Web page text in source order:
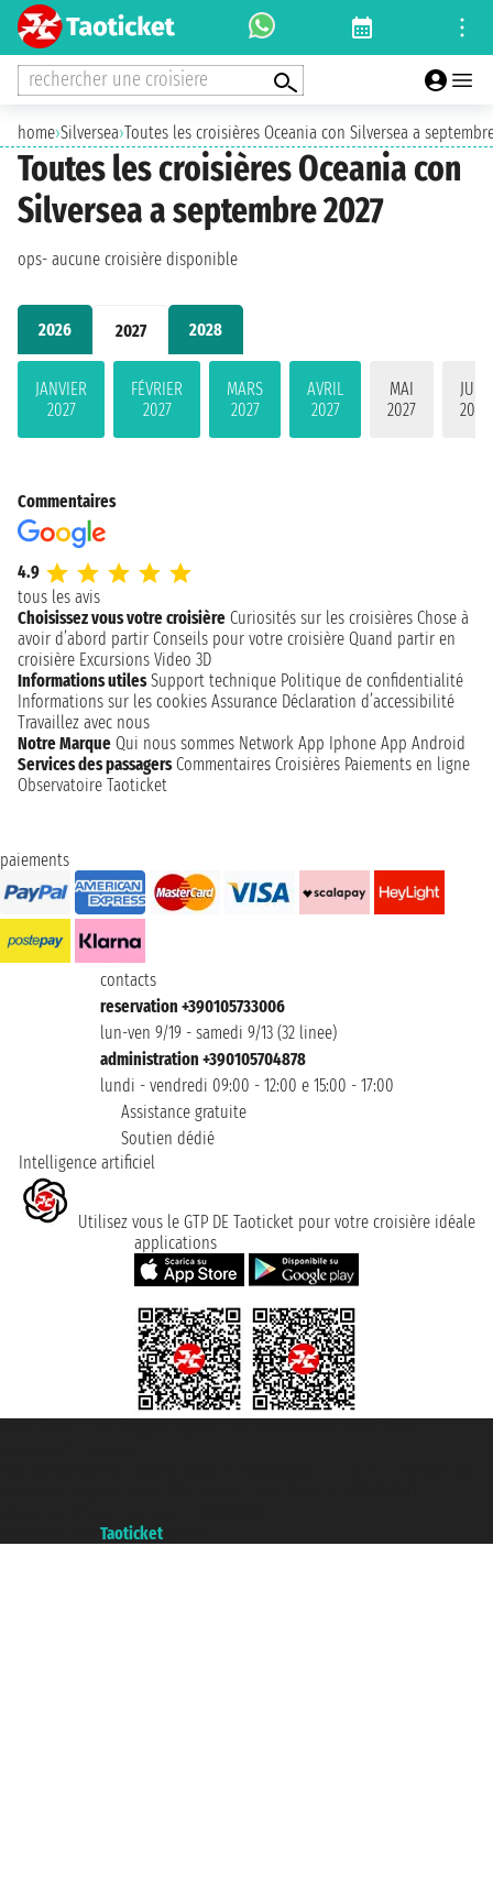
rechercher une croisiere
home›Silversea›Toutes les croisières Oceania con Silversea a
Toutes les croisières Oceania con
Silversea a septembre 2027
2026 2027 2028
JANVIER
2027
FÉVRIER
2027
MARS
2027
AVRIL
2027
MAI
2027
JUIN
2027
ops- aucune croisière disponible
Commentaires
4.9
tous les avis
Choisissez vous votre croisière Curiosités sur les croisières Chose à
avoir d’abord partir Conseils pour votre croisière Quand partir en
croisière Excursions Video 3D
Informations utiles Support technique Politique de confidentialité
Informations sur les cookies Assurance Déclaration d’accessibilité
Travaillez avec nous
Notre Marque Qui nous sommes Network App Iphone App Android
Services des passagers Commentaires Croisières Paiements en ligne
Observatoire Taoticket
paiements
contacts
reservation +390105733006
lun-ven 9/19 - samedi 9/13 (32 linee)
administration +390105704878
lundi - vendredi 09:00 - 12:00 e 15:00 - 17:00
Assistance gratuite
Soutien dédié
Intelligence artificiel
Utilisez vous le GTP DE Taoticket pour votre croisière idéale
applications
Taoticket